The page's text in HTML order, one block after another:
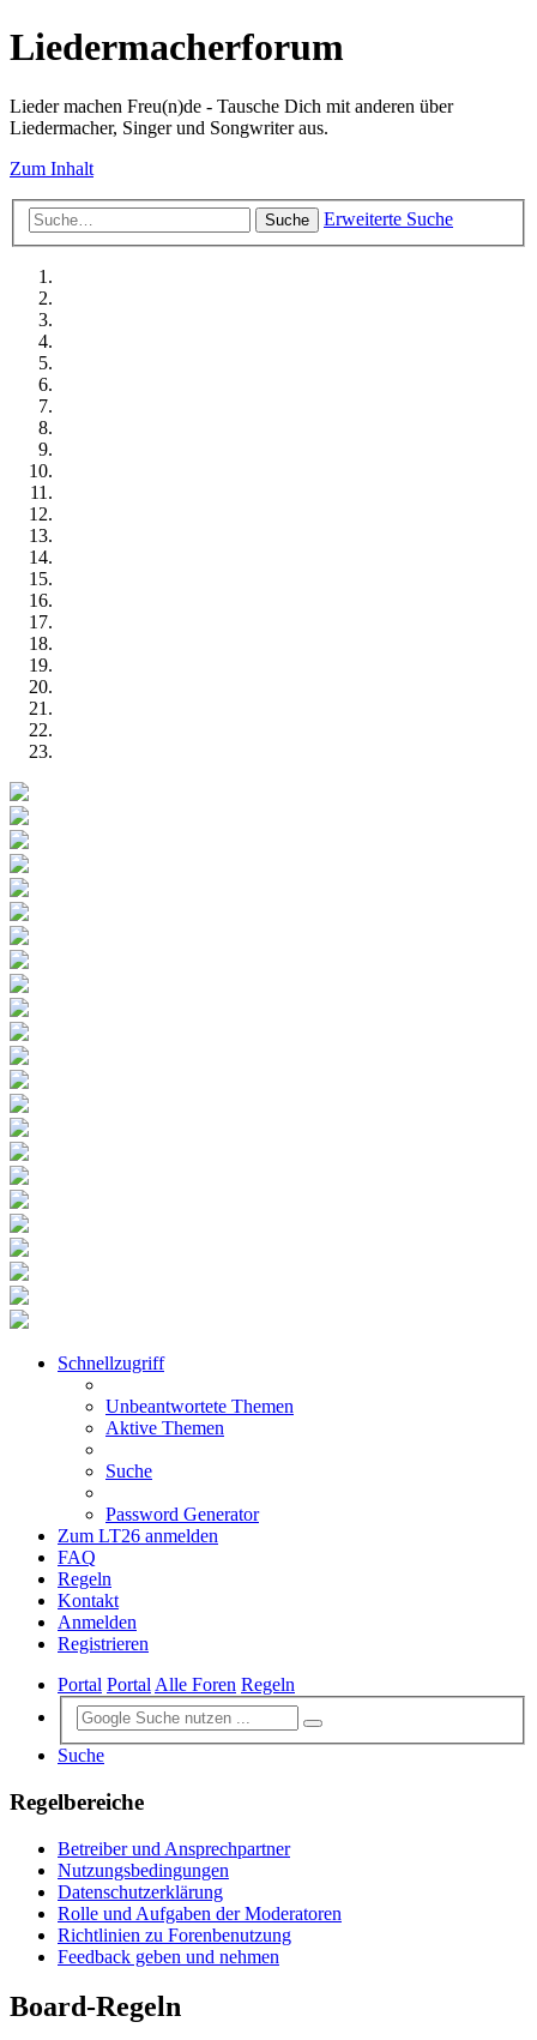
Liedermacherforum
Lieder machen Freu(n)de - Tausche Dich mit anderen über
Liedermacher, Singer und Songwriter aus.
Zum Inhalt
Suche Erweiterte Suche
Schnellzugriff
Unbeantwortete Themen
Aktive Themen
Suche
Password Generator
Zum LT26 anmelden
FAQ
Regeln
Kontakt
Anmelden
Registrieren
Portal PortalAlle Foren Regeln
Suche
Regelbereiche
Betreiber und Ansprechpartner
Nutzungsbedingungen
Datenschutzerklärung
Rolle und Aufgaben der Moderatoren
Richtlinien zu Forenbenutzung
Feedback geben und nehmen
Board-Regeln